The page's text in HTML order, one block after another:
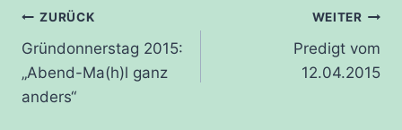
Beitragsnavigation
ZURÜCK
Gründonnerstag 2015:
„Abend-Ma(h)l ganz
anders“
WEITER
Predigt vom
12.04.2015